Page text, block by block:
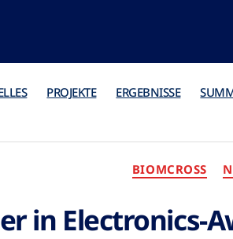
PROJEKTE ERGEBNISSE
BIOMCROSS
in Electronics-